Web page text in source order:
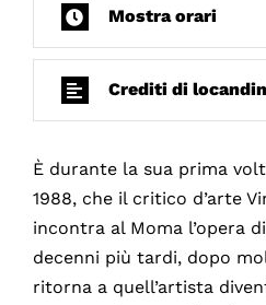
Mostra orari
Crediti di
È durante la sua prima
1988, che il critico d’arte
incontra al Moma l’opera
decenni più tardi, dopo
ritorna a quell’artista